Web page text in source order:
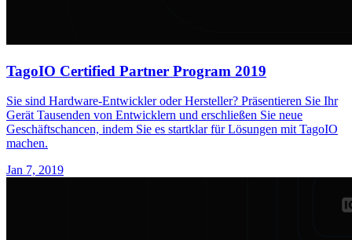
TagoIO Certified Partner Program 2019
Sie sind Hardware-Entwickler oder Hersteller? Präsentieren Sie Ihr
Gerät Tausenden von Entwicklern und erschließen Sie neue
Geschäftschancen, indem Sie es startklar für Lösungen mit TagoIO
machen.
Jan 7, 2019